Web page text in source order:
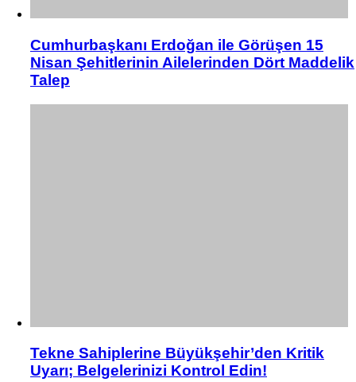
Cumhurbaşkanı Erdoğan ile Görüşen 15
Nisan Şehitlerinin Ailelerinden Dört Maddelik
Talep
Tekne Sahiplerine Büyükşehir’den Kritik
Uyarı; Belgelerinizi Kontrol Edin!